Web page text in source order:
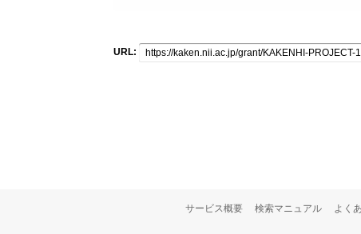
URL:
サービス概要 検索マニュアル よく